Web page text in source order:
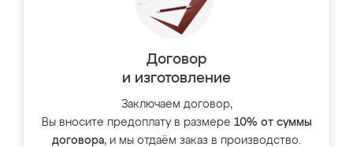
Договор
и изготовление
Заключаем договор,
Вы вносите предоплату в размере 10% от суммы
договора, и мы отдаём заказ в производство.